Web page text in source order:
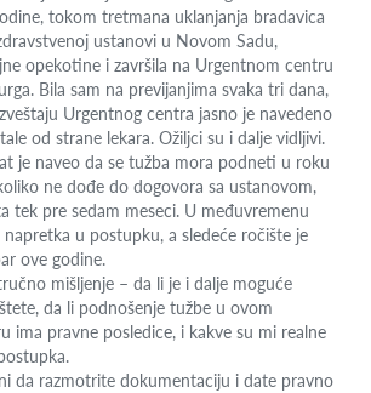
tokom tretmana uklanjanja bradavica
ustanovi u Novom Sadu,
opekotine i završila na Urgentnom centru
Bila sam na previjanjima svaka tri dana,
Urgentnog centra jasno je navedeno
od strane lekara. Ožiljci su i dalje vidljivi.
je naveo da se tužba mora podneti u roku
ne dođe do dogovora sa ustanovom,
tek pre sedam meseci. U međuvremenu
napretka u postupku, a sledeće ročište je
ove godine.
mišljenje – da li je i dalje moguće
da li podnošenje tužbe u ovom
ima pravne posledice, i kakve su mi realne
da razmotrite dokumentaciju i date pravno